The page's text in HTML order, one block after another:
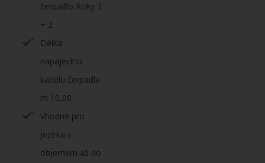
čerpadlo Roky 3
+ 2
Délka
napájecího
kabelu čerpadla
m 10,00
Vhodné pro
jezírka s
objemem až do